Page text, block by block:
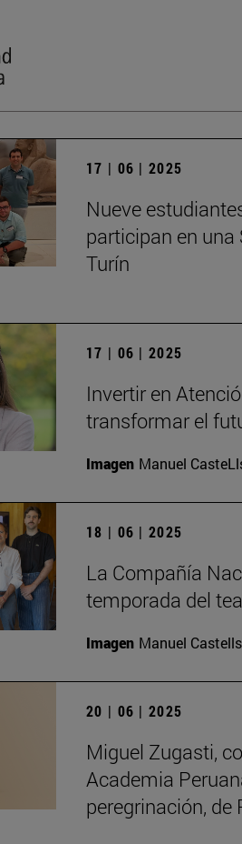
17 | 06 | 2025
Nueve
participan en una
Turín
17 | 06 | 2025
Invertir en
transformar el
Imagen Manuel
18 | 06 | 2025
La Compañía
temporada del
Imagen Manuel
20 | 06 | 2025
Miguel Zugasti,
Academia
peregrinación, de